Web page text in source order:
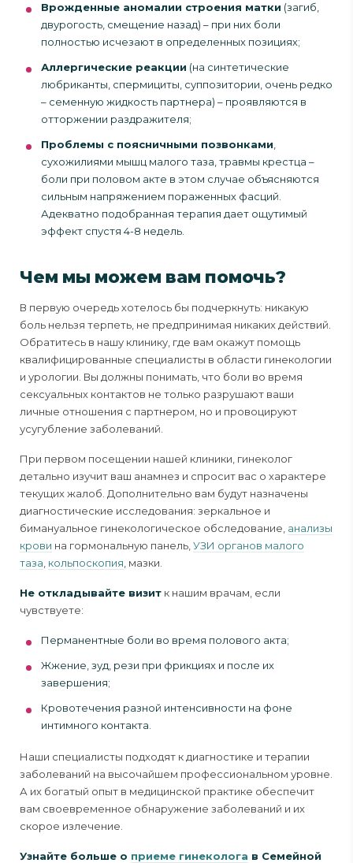
Врожденные аномалии строения матки (загиб,
двурогость, смещение назад) – при них боли
полностью исчезают в определенных позициях;
Аллергические реакции (на синтетические
любриканты, спермициты, суппозитории, очень редко
– семенную жидкость партнера) – проявляются в
отторжении раздражителя;
Проблемы с поясничными позвонками
сухожилиями мышц малого таза, травмы крестца –
боли при половом акте в этом случае объясняются
сильным напряжением пораженных фасций.
Адекватно подобранная терапия дает ощутимый
эффект спустя 4-8 недель.
Чем мы можем вам помочь?
В первую очередь хотелось бы подчеркнуть: никакую
боль нельзя терпеть, не предпринимая никаких действий.
Обратитесь в нашу клинику, где вам окажут помощь
квалифицированные специалисты в области гинекологии
и урологии. Вы должны понимать, что боли во время
сексуальных контактов не только разрушают ваши
личные отношения с партнером, но и провоцируют
усугубление заболеваний.
При первом посещении нашей клиники, гинеколог
детально изучит ваш анамнез и спросит вас о характере
текущих жалоб. Дополнительно вам будут назначены
диагностические исследования: зеркальное и
бимануальное гинекологическое обследование, анализы
крови на гормональную панель, УЗИ органов малого
таза кольпоскопия , мазки.
Не откладывайте визит к нашим врачам, если
чувствуете:
Перманентные боли во время полового акта;
Жжение, зуд, рези при фрикциях и после их
завершения;
Кровотечения разной интенсивности на фоне
интимного контакта.
Наши специалисты подходят к диагностике и терапии
заболеваний на высочайшем профессиональном уровне.
А их богатый опыт в медицинской практике обеспечит
вам своевременное обнаружение заболеваний и их
скорое излечение.
Узнайте больше о приеме гинеколога в Семейной